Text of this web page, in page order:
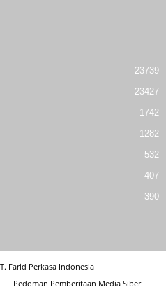
23739
23427
1742
1282
532
407
390
Farid Perkasa Indonesia
Pedoman Pemberitaan Media Siber